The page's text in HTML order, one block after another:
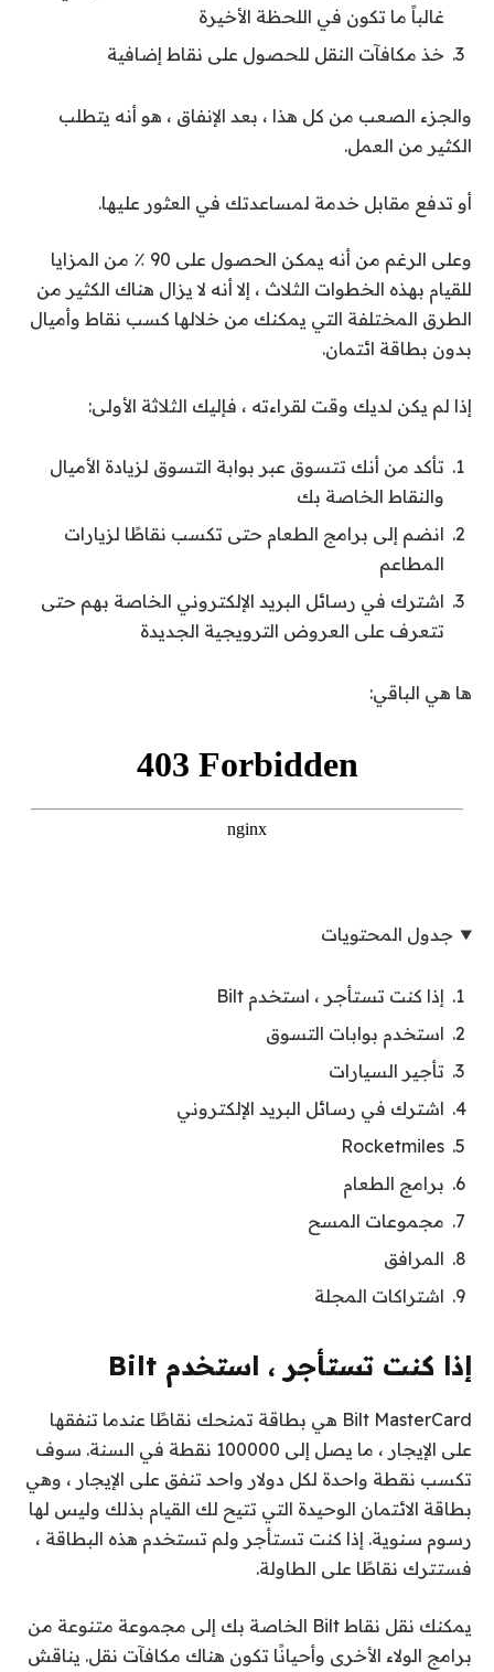
غالباً ما تكون في اللحظة الأخيرة
خذ مكافآت النقل للحصول على نقاط إضافية
والجزء الصعب من كل هذا ، بعد الإنفاق ، هو أنه يتطلب
الكثير من العمل.
أو تدفع مقابل خدمة لمساعدتك في العثور عليها.
وعلى الرغم من أنه يمكن الحصول على 90 ٪ من المزايا
للقيام بهذه الخطوات الثلاث ، إلا أنه لا يزال هناك الكثير من
الطرق المختلفة التي يمكنك من خلالها كسب نقاط وأميال
بدون بطاقة ائتمان.
إذا لم يكن لديك وقت لقراءته ، فإليك الثلاثة الأولى:
تأكد من أنك تتسوق عبر بوابة التسوق لزيادة الأميال
والنقاط الخاصة بك
انضم إلى برامج الطعام حتى تكسب نقاطًا لزيارات
المطاعم
اشترك في رسائل البريد الإلكتروني الخاصة بهم حتى
تتعرف على العروض الترويجية الجديدة
ها هي الباقي:
جدول المحتويات
إذا كنت تستأجر ، استخدم Bilt
استخدم بوابات التسوق
تأجير السيارات
اشترك في رسائل البريد الإلكتروني
Rocketmiles
برامج الطعام
مجموعات المسح
المرافق
اشتراكات المجلة
إذا كنت تستأجر ، استخدم Bilt
Bilt MasterCard هي بطاقة تمنحك نقاطًا عندما تنفقها
على الإيجار ، ما يصل إلى 100000 نقطة في السنة. سوف
تكسب نقطة واحدة لكل دولار واحد تنفق على الإيجار ، وهي
بطاقة الائتمان الوحيدة التي تتيح لك القيام بذلك وليس لها
رسوم سنوية. إذا كنت تستأجر ولم تستخدم هذه البطاقة ،
فستترك نقاطًا على الطاولة.
يمكنك نقل نقاط Bilt الخاصة بك إلى مجموعة متنوعة من
برامج الولاء الأخرى وأحيانًا تكون هناك مكافآت نقل. يناقش